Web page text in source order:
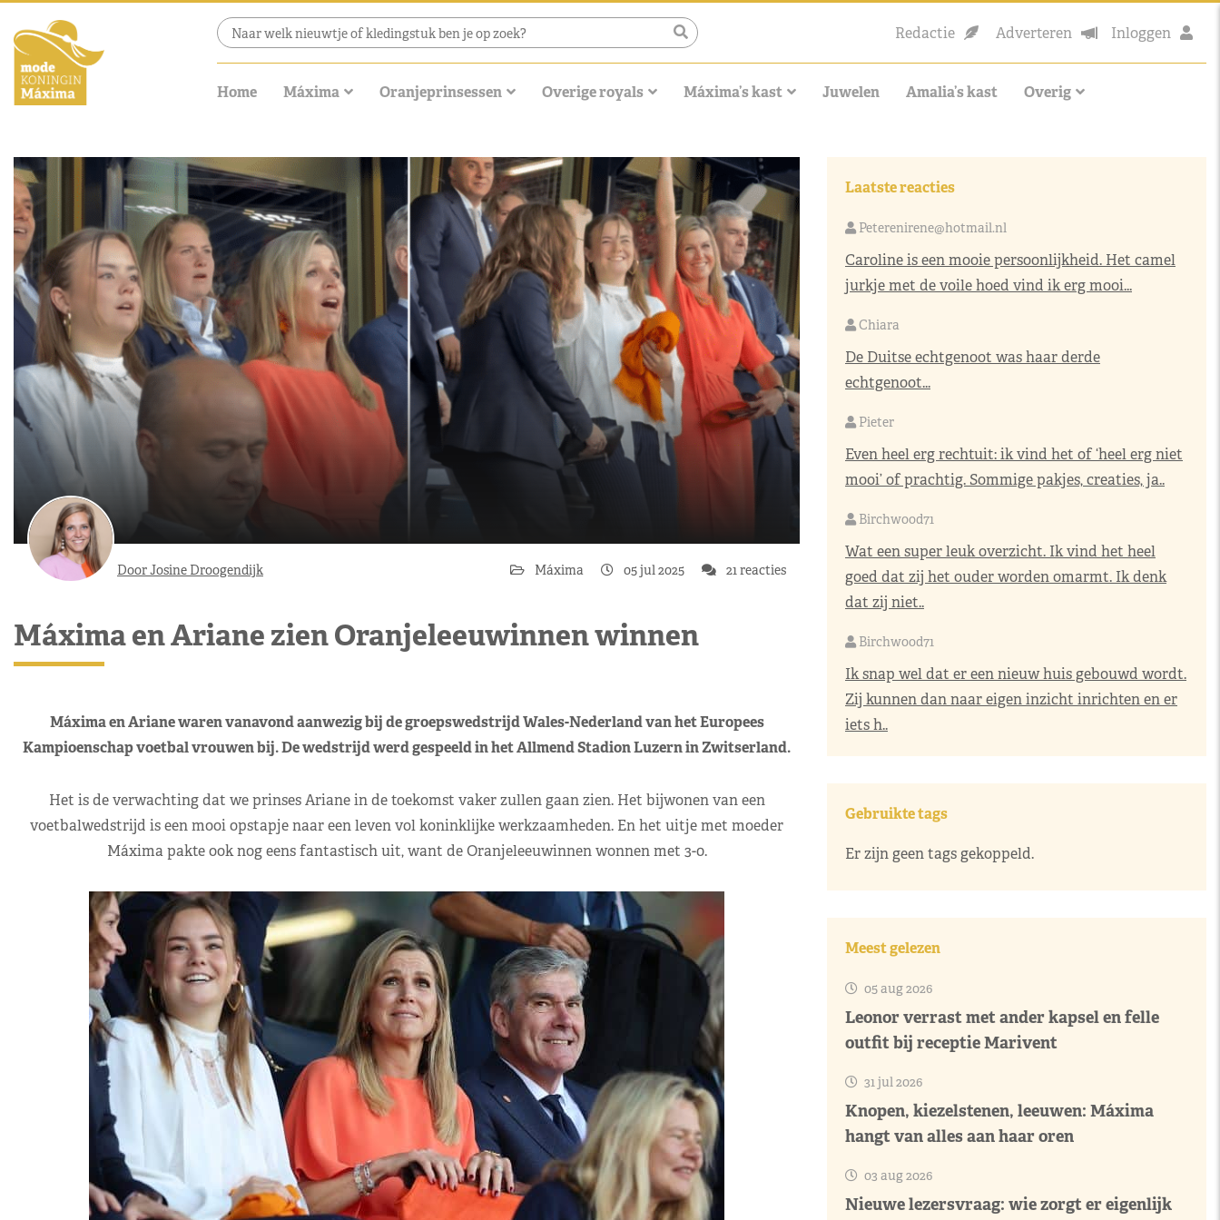
Redactie Adverteren Inloggen
Home Máxima Oranjeprinsessen Overige royals Máxima’s kast Juwelen Amalia’s kast Overig
Door Josine Droogendijk Máxima 05 jul 2025 21 reacties
Máxima en Ariane zien Oranjeleeuwinnen winnen
Máxima en Ariane waren vanavond aanwezig bij de groepswedstrijd Wales-Nederland van het Europees
Kampioenschap voetbal vrouwen bij. De wedstrijd werd gespeeld in het Allmend Stadion Luzern in Zwitserland.
Het is de verwachting dat we prinses Ariane in de toekomst vaker zullen gaan zien. Het bijwonen van een
voetbalwedstrijd is een mooi opstapje naar een leven vol koninklijke werkzaamheden. En het uitje met moeder
Máxima pakte ook nog eens fantastisch uit, want de Oranjeleeuwinnen wonnen met 3-0.
Laatste reacties
Peterenirene@hotmail.nl
Caroline is een mooie persoonlijkheid. Het camel
jurkje met de voile hoed vind ik erg mooi...
Chiara
De Duitse echtgenoot was haar derde
echtgenoot...
Pieter
Even heel erg rechtuit: ik vind het of ‘heel erg niet
mooi’ of prachtig. Sommige pakjes, creaties, ja..
Birchwood71
Wat een super leuk overzicht. Ik vind het heel
goed dat zij het ouder worden omarmt. Ik denk
dat zij niet..
Birchwood71
Ik snap wel dat er een nieuw huis gebouwd wordt.
Zij kunnen dan naar eigen inzicht inrichten en er
iets h..
Gebruikte tags
Er zijn geen tags gekoppeld.
Meest gelezen
05 aug 2026
Leonor verrast met ander kapsel en felle
outfit bij receptie Marivent
31 jul 2026
Knopen, kiezelstenen, leeuwen: Máxima
hangt van alles aan haar oren
03 aug 2026
Nieuwe lezersvraag: wie zorgt er eigenlijk